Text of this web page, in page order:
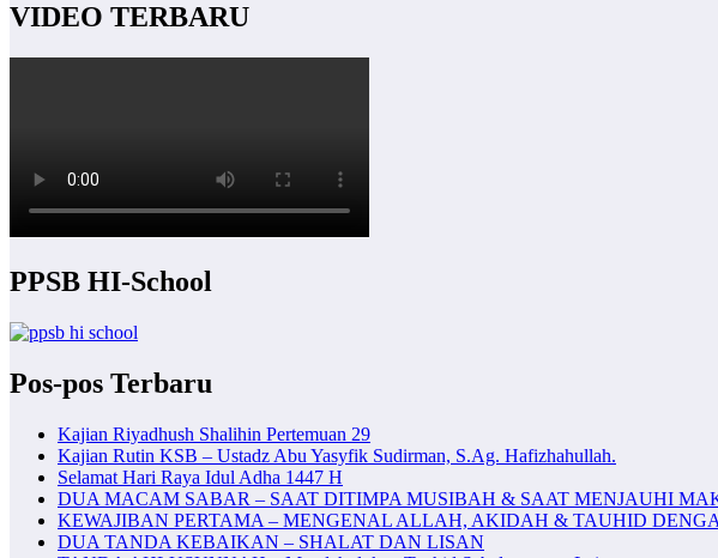
VIDEO TERBARU
PPSB HI-School
Pos-pos Terbaru
Kajian Riyadhush Shalihin Pertemuan 29
Kajian Rutin KSB – Ustadz Abu Yasyfik Sudirman, S.Ag. Hafizhahullah.
Selamat Hari Raya Idul Adha 1447 H
DUA MACAM SABAR – SAAT DITIMPA MUSIBAH & SAAT MENJAUHI
KEWAJIBAN PERTAMA – MENGENAL ALLAH, AKIDAH & TAUHID
DUA TANDA KEBAIKAN – SHALAT DAN LISAN